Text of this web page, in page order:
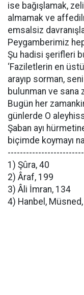
ise bağışlamak,
almamak ve
emsalsiz
Peygamberimiz
Şu hadisi şerifleri
‘Faziletlerin en
arayıp sorman,
bulunman ve sana
Bugün her
günlerde O
Şaban ayı
biçimde koymayı
1) Şûra, 40
2) Âraf, 199
3) Âli İmran, 134
4) Hanbel,